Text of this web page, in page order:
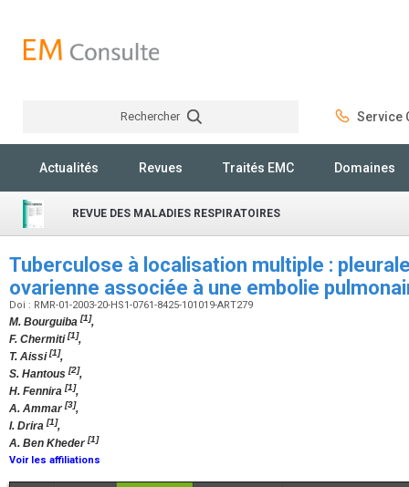
Rechercher Service
Actualités Revues Traités EMC Domaines
REVUE DES MALADIES RESPIRATOIRES
Tuberculose à localisation multiple :
ovarienne associée à une embolie
Doi : RMR-01-2003-20-HS1-0761-8425-101019-ART279
M. Bourguiba [1],
F. Chermiti[1],
T. Aissi[1],
S. Hantous [2],
H. Fennira [1],
A. Ammar[3],
I. Drira [1],
A. Ben Kheder[1]
Voir les affiliations